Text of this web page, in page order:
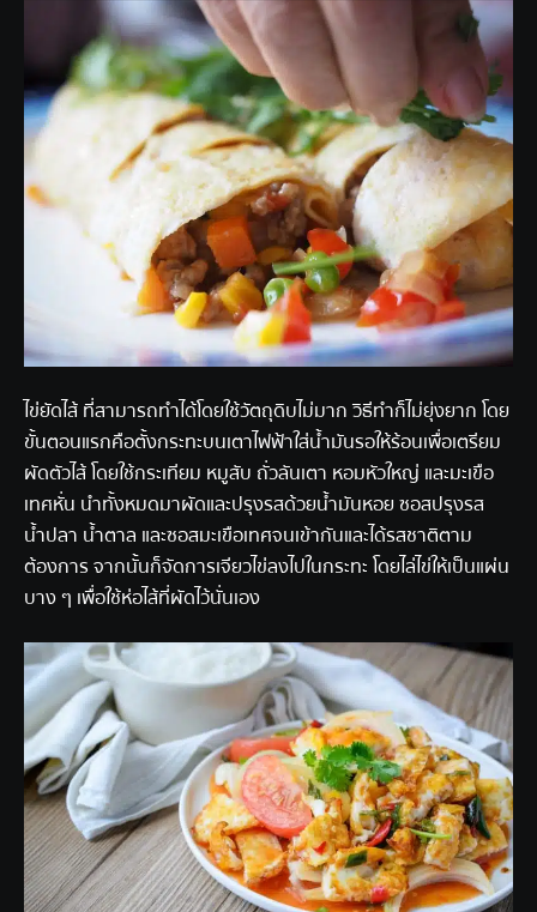
ไข่ยัดไส้ ที่สามารถทำได้โดยใช้วัตถุดิบไม่มาก วิธีทำก็ไม่ยุ่งยาก โดย
ขั้นตอนแรกคือตั้งกระทะบนเตาไฟฟ้าใส่น้ำมันรอให้ร้อนเพื่อเตรียม
ผัดตัวไส้ โดยใช้กระเทียม หมูสับ ถั่วลันเตา หอมหัวใหญ่ และมะเขือ
เทศหั่น นำทั้งหมดมาผัดและปรุงรสด้วยน้ำมันหอย ซอสปรุงรส
น้ำปลา น้ำตาล และซอสมะเขือเทศจนเข้ากันและได้รสชาติตาม
ต้องการ จากนั้นก็จัดการเจียวไข่ลงไปในกระทะ โดยไล่ไข่ให้เป็นแผ่น
บาง ๆ เพื่อใช้ห่อไส้ที่ผัดไว้นั่นเอง